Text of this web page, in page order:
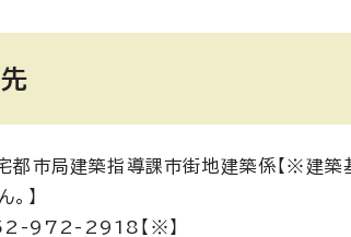
都市局建築指導課市街地建築係【※建
】
972-2918【※】